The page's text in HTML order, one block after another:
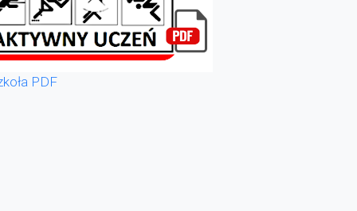
PDF